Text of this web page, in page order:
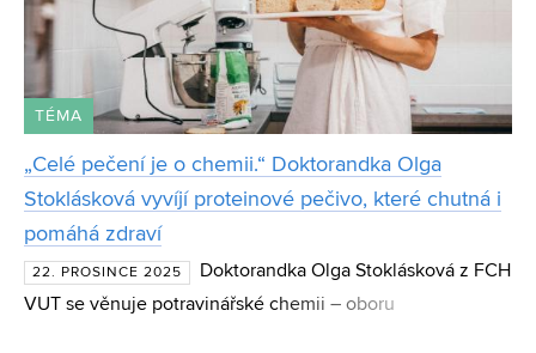
TÉMA
„Celé pečení je o chemii.“ Doktorandka Olga
Stoklásková vyvíjí proteinové pečivo, které chutná i
pomáhá zdraví
22. PROSINCE 2025
Doktorandka Olga Stoklásková z FCH
VUT se věnuje potravinářské chemii – oboru